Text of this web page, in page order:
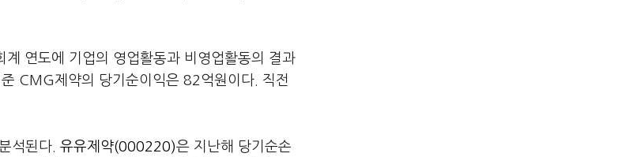
연도에 기업의 영업활동과 비영업활동의 결과
CMG제약의 당기순이익은 82억원이다. 직전
석된다. 유유제약(000220)은 지난해 당기순손